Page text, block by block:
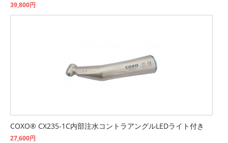
39,800円
COXO® CX235-1C内部注水コントラアングルLEDライト付き
27,600円